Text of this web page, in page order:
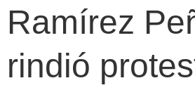
Ramírez
rindió